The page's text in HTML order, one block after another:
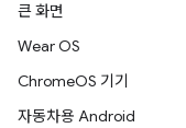
큰 화면
Wear OS
ChromeOS 기기
자동차용 Android